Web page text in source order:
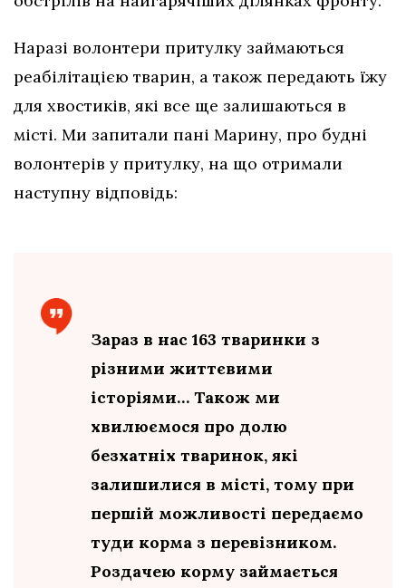
Наразі волонтери притулку займаються
реабілітацією тварин, а також передають їжу
для хвостиків, які все ще залишаються в
місті. Ми запитали пані Марину, про будні
волонтерів у притулку, на що отримали
наступну відповідь:
Зараз в нас 163 тваринки з
різними життєвими
історіями… Також ми
хвилюємося про долю
безхатніх тваринок, які
залишилися в місті, тому при
першій можливості передаємо
туди корма з перевізником.
Роздачею корму займається